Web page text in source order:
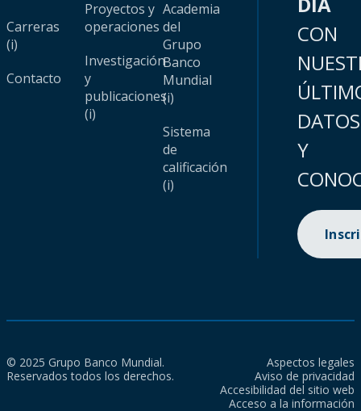
Carreras
(i)
Contacto
Proyectos y
operaciones
Investigación
y
publicaciones
(i)
Academia
del
Grupo
Banco
Mundial
(i)
Sistema
de
calificación
(i)
CON
DATOS
Y
© 2025 Grupo Banco Mundial.
Reservados todos los derechos.
Aspectos legales
Aviso de privacidad
Accesibilidad del sitio web
Acceso a la información